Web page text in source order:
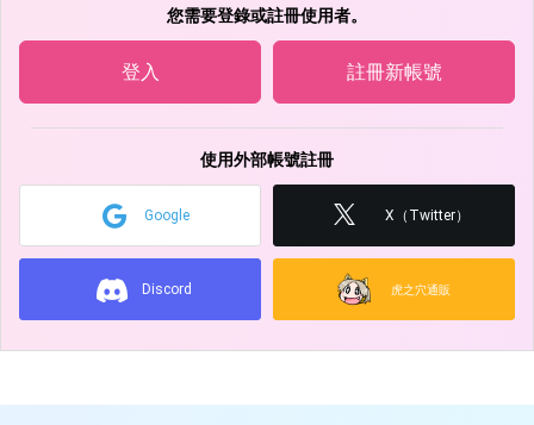
您需要登錄或註冊使用者。
登入 註冊新帳號
使用外部帳號註冊
Google X（Twitter）
Discord 虎之穴通販